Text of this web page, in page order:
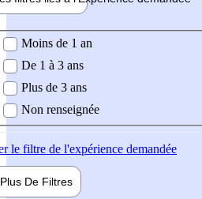
demandée
Moins de 1 an
De 1 à 3 ans
Plus de 3 ans
Non renseignée
le filtre de l'expérience demandée
Plus De Filtres